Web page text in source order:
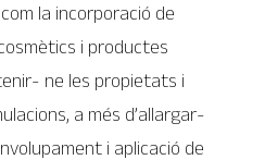
la incorporació de
i productes
ne les propietats i
a més d’allargar-
i aplicació de